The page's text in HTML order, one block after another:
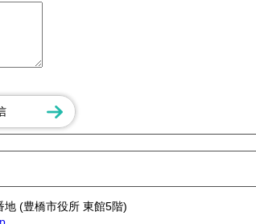
(豊橋市役所 東館5階)